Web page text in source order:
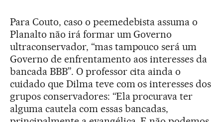
Para Couto, caso o peemedebista assuma o
Planalto não irá formar um Governo
ultraconservador, “mas tampouco será um
Governo de enfrentamento aos interesses da
bancada BBB”. O professor cita ainda o
cuidado que Dilma teve com os interesses dos
grupos conservadores: “Ela procurava ter
alguma cautela com essas bancadas,